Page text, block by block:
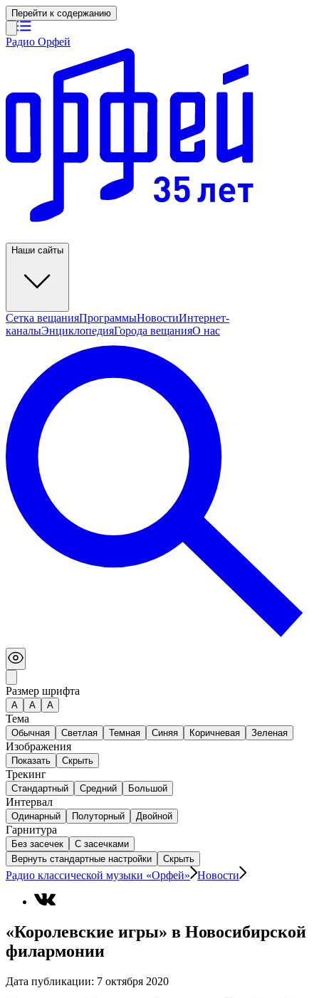
Перейти к содержанию
Радио Орфей
Наши сайты
Сетка вещанияПрограммыНовостиИнтернет-
каналыЭнциклопедияГорода вещанияО нас
Размер шрифта
А A A
Тема
Обычная Светлая Темная Синяя Коричневая Зеленая
Изображения
Показать Скрыть
Трекинг
Стандартный Средний Большой
Интервал
Одинарный Полуторный Двойной
Гарнитура
Без засечек
С засечками
Вернуть стандартные настройки
Скрыть
Радио классической музыки «Орфей» Новости
«Королевские игры» в Новосибирской
филармонии
Дата публикации: 7 октября 2020